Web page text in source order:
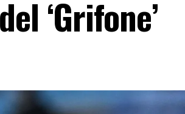
‘Grifone’